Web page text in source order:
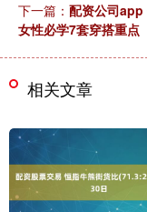
下一篇： 配资公司app
女性必学7套穿搭重点
相关文章